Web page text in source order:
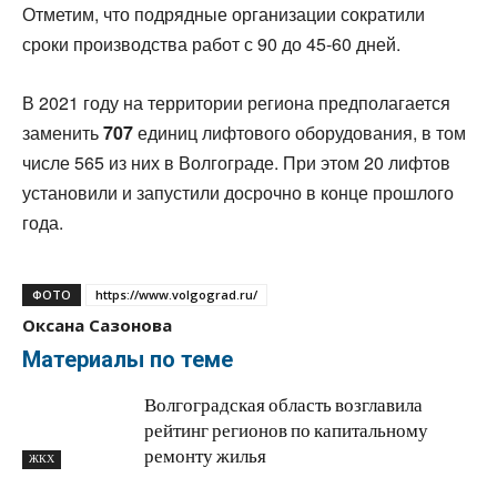
Отметим, что подрядные организации сократили
сроки производства работ с 90 до 45-60 дней.
В 2021 году на территории региона предполагается
заменить707единиц лифтового оборудования, в том
числе 565 из них в Волгограде. При этом 20 лифтов
установили и запустили досрочно в конце прошлого
года.
ФОТО https://www.volgograd.ru/
Оксана Сазонова
Материалы по теме
ЖКХ
Волгоградская область возглавила
рейтинг регионов по капитальному
ремонту жилья